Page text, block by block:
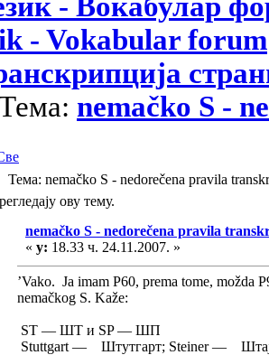
- Vokabular forum
nemačko S -
Тема: nemačko S - nedorečena pravila
ову тему.
nemačko S - nedorečena pravila
« у: 18.33 ч. 24.11.2007. »
’Vako. Ja imam P60, prema tome, možda
nemačkog S. Kaže:
ST — ШТ и SP — ШП
Stuttgart — Штутгарт; Steiner —